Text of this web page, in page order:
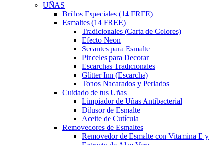
UÑAS
Brillos Especiales (14 FREE)
Esmaltes (14 FREE)
Tradicionales (Carta de Colores)
Efecto Neon
Secantes para Esmalte
Pinceles para Decorar
Escarchas Tradicionales
Glitter Inn (Escarcha)
Tonos Nacarados y Perlados
Cuidado de tus Uñas
Limpiador de Uñas Antibacterial
Dilusor de Esmalte
Aceite de Cutícula
Removedores de Esmaltes
Removedor de Esmalte con Vitamina E y